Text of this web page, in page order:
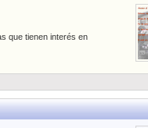
que tienen interés en